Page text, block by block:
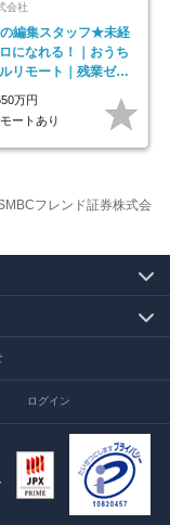
会社
編集スタッフ★未経
になれる！｜おうち
リモート｜残業ゼロ
勤◎
万円
ートあり
フレンド証券株式会
ログイン